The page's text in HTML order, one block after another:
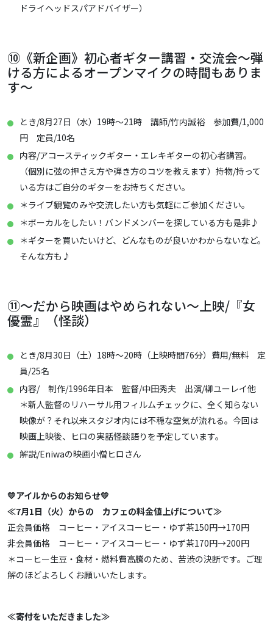
ドライヘッドスパアドバイザー）
⑩《新企画》初心者ギター講習・交流会～弾
ける方によるオープンマイクの時間もありま
す～
とき/8月27日（水）19時～21時 講師/竹内誠裕 参加費/1,000
円 定員/10名
内容/アコースティックギター・エレキギターの初心者講習。
（個別に弦の押さえ方や弾き方のコツを教えます）持物/持って
いる方はご自分のギターをお持ちください。
＊ライブ観覧のみや交流したい方も気軽にご参加ください。
＊ボーカルをしたい！バンドメンバーを探している方も是非♪
＊ギターを買いたいけど、どんなものが良いかわからないなど。
そんな方も♪
⑪～だから映画はやめられない～上映/『女
優霊』（怪談）
とき/8月30日（土）18時～20時（上映時間76分）費用/無料 定
員/25名
内容/ 制作/1996年日本 監督/中田秀夫 出演/柳ユーレイ他
＊新人監督のリハーサル用フィルムチェックに、全く知らない
映像が？それ以来スタジオ内には不穏な空気が流れる。今回は
映画上映後、ヒロの実話怪談語りを予定しています。
解説/Eniwaの映画小僧ヒロさん
💛アイルからのお知らせ💛
≪7月1日（火）からの カフェの料金値上げについて≫
正会員価格 コーヒー・アイスコーヒー・ゆず茶150円→170円
非会員価格 コーヒー・アイスコーヒー・ゆず茶170円→200円
＊コーヒー生豆・食材・燃料費高騰のため、苦渋の決断です。ご理
解のほどよろしくお願いいたします。
≪寄付をいただきました≫